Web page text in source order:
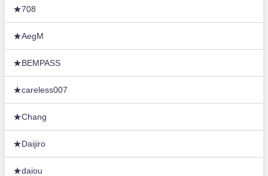
★708
★AegM
★BEMPASS
★careless007
★Chang
★Daijiro
★daiou